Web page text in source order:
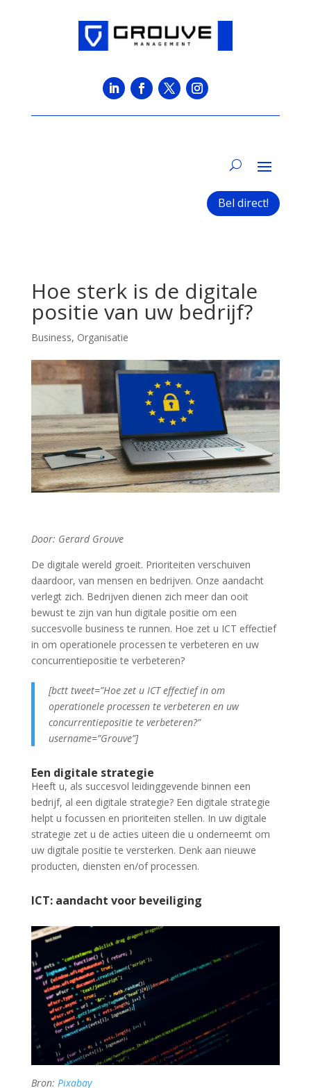
Bel direct!
Hoe sterk is de digitale
positie van uw bedrijf?
Business, Organisatie
Door: Gerard Grouve
De digitale wereld groeit. Prioriteiten verschuiven
daardoor, van mensen en bedrijven. Onze aandacht
verlegt zich. Bedrijven dienen zich meer dan ooit
bewust te zijn van hun digitale positie om een
succesvolle business te runnen. Hoe zet u ICT effectief
in om operationele processen te verbeteren en uw
concurrentiepositie te verbeteren?
[bctt tweet=”Hoe zet u ICT effectief in om
operationele processen te verbeteren en uw
concurrentiepositie te verbeteren?”
username=”Grouve”]
Een digitale strategie
Heeft u, als succesvol leidinggevende binnen een
bedrijf, al een digitale strategie? Een digitale strategie
helpt u focussen en prioriteiten stellen. In uw digitale
strategie zet u de acties uiteen die u onderneemt om
uw digitale positie te versterken. Denk aan nieuwe
producten, diensten en/of processen.
ICT: aandacht voor beveiliging
Bron: Pixabay